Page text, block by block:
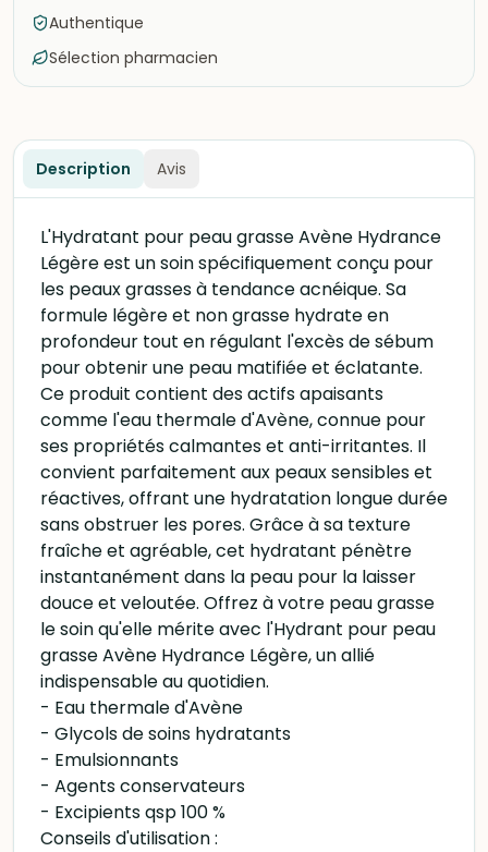
Authentique
Sélection pharmacien
Description Avis
L'Hydratant pour peau grasse Avène Hydrance
Légère est un soin spécifiquement conçu pour
les peaux grasses à tendance acnéique. Sa
formule légère et non grasse hydrate en
profondeur tout en régulant l'excès de sébum
pour obtenir une peau matifiée et éclatante.
Ce produit contient des actifs apaisants
comme l'eau thermale d'Avène, connue pour
ses propriétés calmantes et anti-irritantes. Il
convient parfaitement aux peaux sensibles et
réactives, offrant une hydratation longue durée
sans obstruer les pores. Grâce à sa texture
fraîche et agréable, cet hydratant pénètre
instantanément dans la peau pour la laisser
douce et veloutée. Offrez à votre peau grasse
le soin qu'elle mérite avec l'Hydrant pour peau
grasse Avène Hydrance Légère, un allié
indispensable au quotidien.
- Eau thermale d'Avène
- Glycols de soins hydratants
- Emulsionnants
- Agents conservateurs
- Excipients qsp 100 %
Conseils d'utilisation :